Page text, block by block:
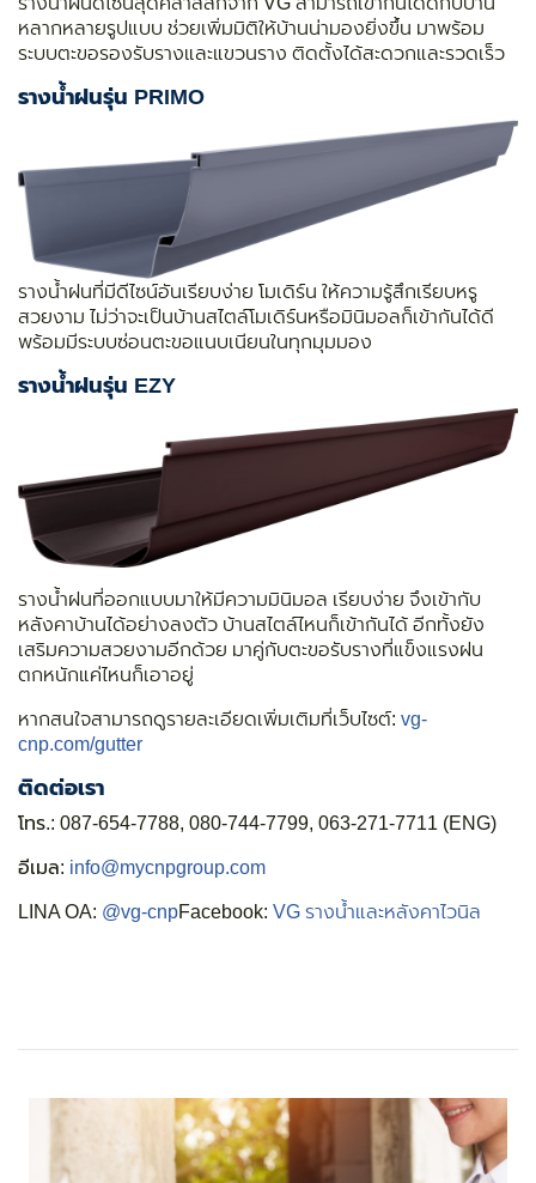
หลากหลายรูปแบบ ช่วยเพิ่มมิติให้บ้านน่ามองยิ่งขึ้น มาพร้อม
ระบบตะขอรองรับรางและแขวนราง ติดตั้งได้สะดวกและรวดเร็ว
รางน้ำฝนรุ่น PRIMO
รางน้ำฝนที่มีดีไซน์อันเรียบง่าย โมเดิร์น ให้ความรู้สึกเรียบหรู
สวยงาม ไม่ว่าจะเป็นบ้านสไตล์โมเดิร์นหรือมินิมอลก็เข้ากันได้ดี
พร้อมมีระบบซ่อนตะขอแนบเนียนในทุกมุมมอง
รางน้ำฝนรุ่น EZY
รางน้ำฝนที่ออกแบบมาให้มีความมินิมอล เรียบง่าย จึงเข้ากับ
หลังคาบ้านได้อย่างลงตัว บ้านสไตล์ไหนก็เข้ากันได้ อีกทั้งยัง
เสริมความสวยงามอีกด้วย มาคู่กับตะขอรับรางที่แข็งแรงฝน
ตกหนักแค่ไหนก็เอาอยู่
หากสนใจสามารถดูรายละเอียดเพิ่มเติมที่เว็บไซต์: vg-
cnp.com/gutter
ติดต่อเรา
โทร.: 087-654-7788, 080-744-7799, 063-271-7711 (ENG)
อีเมล: info@mycnpgroup.com
LINA OA: @vg-cnpFacebook: VG รางน้ำและหลังคาไวนิล